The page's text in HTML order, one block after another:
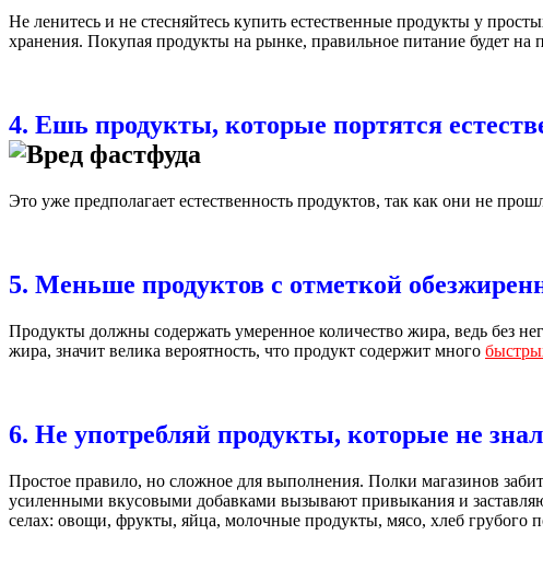
Не ленитесь и не стесняйтесь купить естественные продукты у
хранения. Покупая продукты на рынке, правильное питание будет на
4. Ешь продукты, которые портятся
Это уже предполагает естественность продуктов, так как они не
5. Меньше продуктов с отметкой
Продукты должны содержать умеренное количество жира, ведь без
жира, значит велика вероятность, что продукт содержит много
6. Не употребляй продукты, которые не
Простое правило, но сложное для выполнения. Полки магазинов
усиленными вкусовыми добавками вызывают привыкания и
селах: овощи, фрукты, яйца, молочные продукты, мясо, хлеб грубого